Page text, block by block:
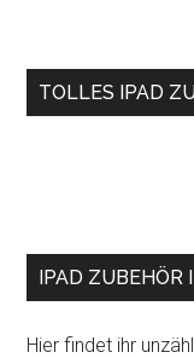
TOLLES IPAD
IPAD ZUBEHÖR
Hier findet ihr